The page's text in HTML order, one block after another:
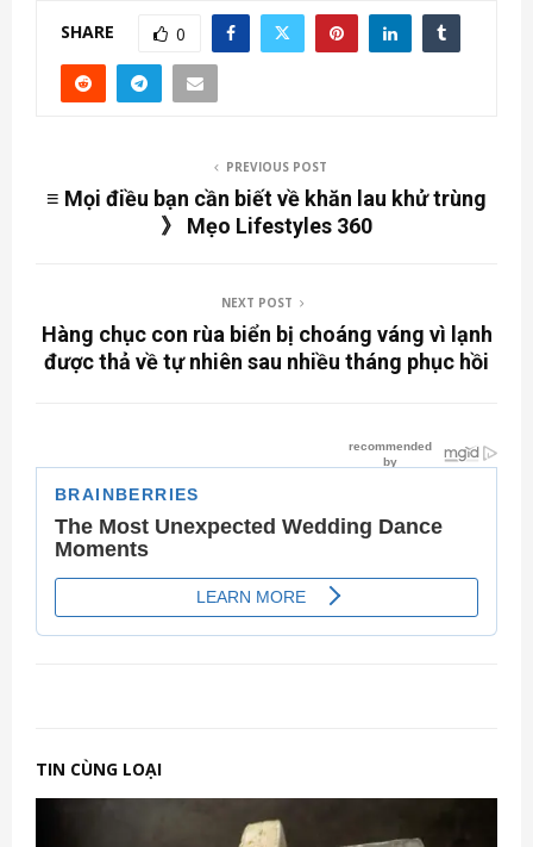
SHARE 0
PREVIOUS POST
≡ Mọi điều bạn cần biết về khăn lau khử trùng
》 Mẹo Lifestyles 360
NEXT POST
Hàng chục con rùa biển bị choáng váng vì lạnh
được thả về tự nhiên sau nhiều tháng phục hồi
TIN CÙNG LOẠI